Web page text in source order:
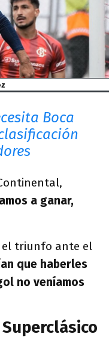
Boca
a ganar,
el triunfo ante el
que haberles
no veníamos